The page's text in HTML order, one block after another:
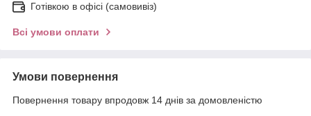
Готівкою в офісі (самовивіз)
Всі умови оплати
Умови повернення
Повернення товару впродовж 14 днів за домовленістю